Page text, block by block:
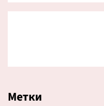
Метки